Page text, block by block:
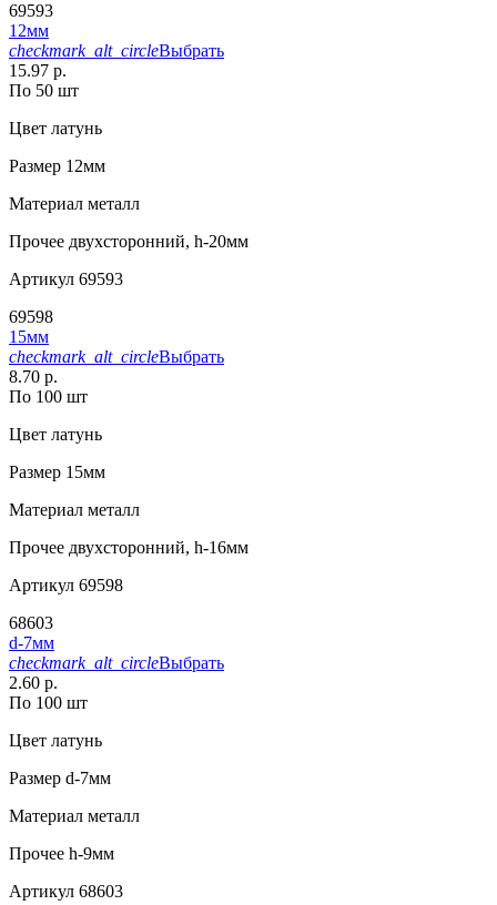
69593
12мм
checkmark_alt_circleВыбрать
15.97 р.
По 50 шт
Цвет латунь
Размер 12мм
Материал металл
Прочее двухсторонний, h-20мм
Артикул 69593
69598
15мм
checkmark_alt_circleВыбрать
8.70 р.
По 100 шт
Цвет латунь
Размер 15мм
Материал металл
Прочее двухсторонний, h-16мм
Артикул 69598
68603
d-7мм
checkmark_alt_circleВыбрать
2.60 р.
По 100 шт
Цвет латунь
Размер d-7мм
Материал металл
Прочее h-9мм
Артикул 68603